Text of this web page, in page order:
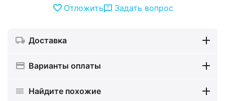
Отложить Задать вопрос
Доставка
Варианты оплаты
Найдите похожие